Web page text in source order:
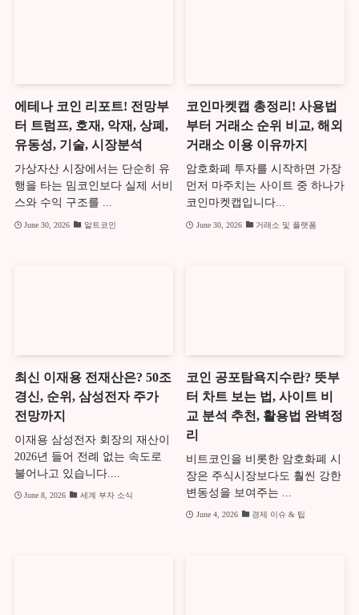
에테나 코인 리포트! 전망부
터 트럼프, 호재, 악재, 상폐,
유동성, 기술, 시장분석
가상자산 시장에서는 단순히 유
행을 타는 밈코인보다 실제 서비
스와 수익 구조를 ...
June 30, 2026 알트코인
코인마켓캡 총정리! 사용법
부터 거래소 순위 비교, 해외
거래소 이용 이유까지
암호화폐 투자를 시작하면 가장
먼저 마주치는 사이트 중 하나가
코인마켓캡입니다...
June 30, 2026 거래소 및 플랫폼
최신 이재용 전재산은? 50조
경신, 순위, 삼성전자 주가
전망까지
이재용 삼성전자 회장의 재산이
2026년 들어 전례 없는 속도로
불어나고 있습니다....
June 8, 2026 세계 부자 소식
코인 공포탐욕지수란? 뜻부
터 차트 보는 법, 사이트 비
교 분석 추천, 활용법 완벽정
리
비트코인을 비롯한 암호화폐 시
장은 주식시장보다도 훨씬 강한
변동성을 보여주는 ...
June 4, 2026 경제 이슈 & 팁